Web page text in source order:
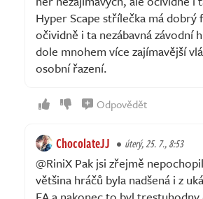
Hyper Scape střílečka má dobrý
očividně i ta nezábavná závodní
dole mnohem více zajímavější
osobní řazení.
Odpovědět
ChocolateJJ úterý, 25. 7., 8:53
@RiniX Pak jsi zřejmě
většina hráčů byla nadšená i z